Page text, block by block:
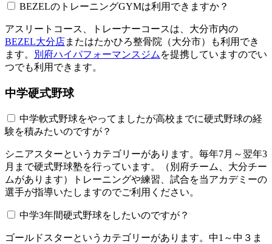
BEZELのトレーニングGYMは利用できますか？​​​​​
アスリートコース、トレーナーコースは、大分市内の
BEZEL大分店またはたかひろ整骨院（大分市）も利用でき
ます。
別府ハイパフォーマンスジム を提携していますのでい
つでも利用できます。
中学硬式野球
中学軟式野球をやってましたが高校までに硬式野球の経
験を積みたいのですが？
シニアスターというカテゴリーがあります。毎年7月～翌年3
月まで硬式野球塾を行っています。（別府チーム、大分チー
ムがあります）トレーニングや練習、試合を当アカデミーの
選手が指導いたしますのでご利用ください。
中学3年間硬式野球をしたいのですが？
ゴールドスターというカテゴリーがあります。中1～中３ま